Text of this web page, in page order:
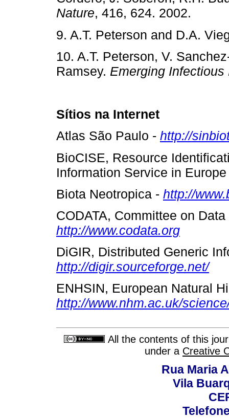
Nature, 416, 624. 2002.
9. A.T. Peterson and D.A.
10. A.T. Peterson, V.
Ramsey. Emerging Infectious
Sítios na Internet
Atlas São Paulo - http://
BioCISE, Resource
Information Service in
Biota Neotropica - http://
CODATA, Committee on
http://www.codata.org
DiGIR, Distributed Generic
http://digir.sourceforge.net/
ENHSIN, European Natural
http://www.nhm.ac.uk/
All the contents of this
under a Creative
Rua Maria
Vila